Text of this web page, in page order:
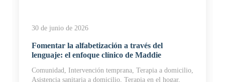
30 de junio de 2026
Fomentar la alfabetización a través del
lenguaje: el enfoque clínico de Maddie
Comunidad, Intervención temprana, Terapia a domicilio,
Asistencia sanitaria a domicilio, Terapia en el hogar,